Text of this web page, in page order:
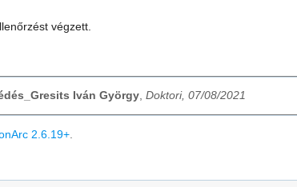
végzett.
Iván György, Doktori, 07/08/2021
2.6.19+.